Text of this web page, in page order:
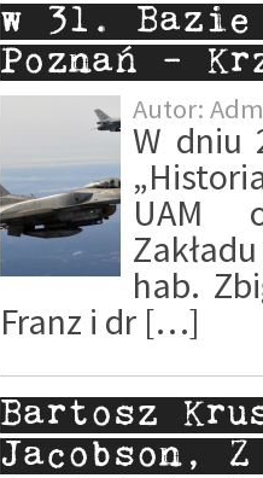
w 31. Bazie
Poznań –
Autor:
W dniu
UAM
hab.
Franz i dr […]
Bartosz
Jacobson,